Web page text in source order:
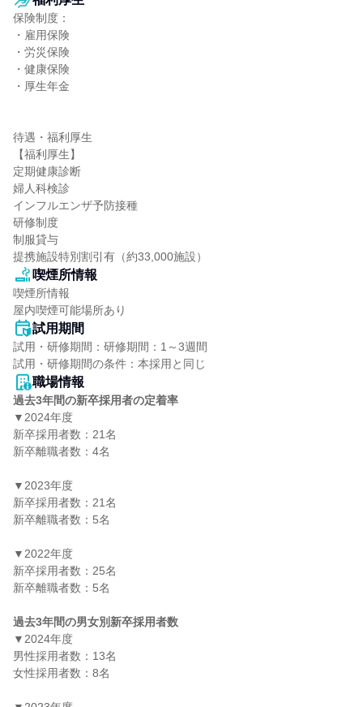
保険制度：
・雇用保険
・労災保険
・健康保険
・厚生年金
待遇・福利厚生
【福利厚生】
定期健康診断
婦人科検診
インフルエンザ予防接種
研修制度
制服貸与
提携施設特別割引有（約33,000施設）
喫煙所情報
喫煙所情報
屋内喫煙可能場所あり
試用期間
試用・研修期間：研修期間：1～3週間
職場情報
過去3年間の新卒採用者の定着率
▼2024年度
新卒採用者数：21名
新卒離職者数：4名
▼2023年度
新卒採用者数：21名
新卒離職者数：5名
▼2022年度
新卒採用者数：25名
新卒離職者数：5名
過去3年間の男女別新卒採用者数
▼2024年度
男性採用者数：13名
女性採用者数：8名